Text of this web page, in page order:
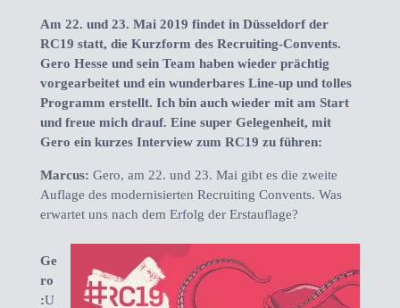
Am 22. und 23. Mai 2019 findet in Düsseldorf der
RC19 statt, die Kurzform des Recruiting-Convents.
Gero Hesse und sein Team haben wieder prächtig
vorgearbeitet und ein wunderbares Line-up und tolles
Programm erstellt. Ich bin auch wieder mit am Start
und freue mich drauf. Eine super Gelegenheit, mit
Gero ein kurzes Interview zum RC19 zu führen:
Marcus: Gero, am 22. und 23. Mai gibt es die zweite
Auflage des modernisierten Recruiting Convents. Was
erwartet uns nach dem Erfolg der Erstauflage?
Ge
ro
:U